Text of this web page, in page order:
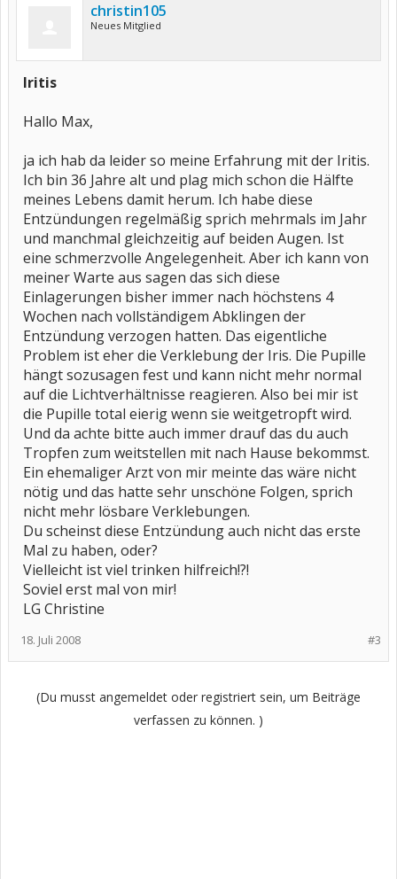
christin105
Neues Mitglied
Iritis
Hallo Max,
ja ich hab da leider so meine Erfahrung mit der Iritis.
Ich bin 36 Jahre alt und plag mich schon die Hälfte
meines Lebens damit herum. Ich habe diese
Entzündungen regelmäßig sprich mehrmals im Jahr
und manchmal gleichzeitig auf beiden Augen. Ist
eine schmerzvolle Angelegenheit. Aber ich kann von
meiner Warte aus sagen das sich diese
Einlagerungen bisher immer nach höchstens 4
Wochen nach vollständigem Abklingen der
Entzündung verzogen hatten. Das eigentliche
Problem ist eher die Verklebung der Iris. Die Pupille
hängt sozusagen fest und kann nicht mehr normal
auf die Lichtverhältnisse reagieren. Also bei mir ist
die Pupille total eierig wenn sie weitgetropft wird.
Und da achte bitte auch immer drauf das du auch
Tropfen zum weitstellen mit nach Hause bekommst.
Ein ehemaliger Arzt von mir meinte das wäre nicht
nötig und das hatte sehr unschöne Folgen, sprich
nicht mehr lösbare Verklebungen.
Du scheinst diese Entzündung auch nicht das erste
Mal zu haben, oder?
Vielleicht ist viel trinken hilfreich!?!
Soviel erst mal von mir!
LG Christine
#3
18. Juli 2008
(Du musst angemeldet oder registriert sein, um Beiträge
verfassen zu können. )